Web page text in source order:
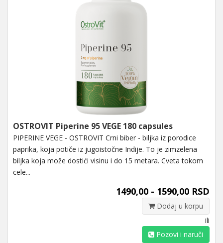
OSTROVIT Piperine 95 VEGE 180 capsules
PIPERINE VEGE - OSTROVIT Crni biber - biljka iz porodice
paprika, koja potiče iz jugoistočne Indije. To je zimzelena
biljka koja može dostići visinu i do 15 metara. Cveta tokom
cele...
1490,00 - 1590,00 RSD
Dodaj u korpu
ili
Pozovi i naruči